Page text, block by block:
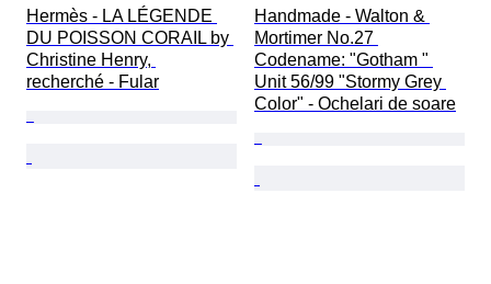
Hermès - LA LÉGENDE
DU POISSON CORAIL by
Christine Henry,
recherché - Fular
Handmade - Walton &
Mortimer No.27
Codename: "Gotham "
Unit 56/99 "Stormy Grey
Color" - Ochelari de soare